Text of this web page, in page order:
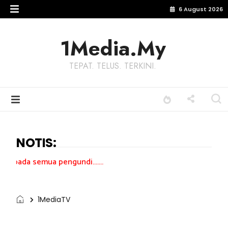
6 August 2026
1Media.My
TEPAT. TELUS. TERKINI.
NOTIS:
pengundi.......
1MediaTV